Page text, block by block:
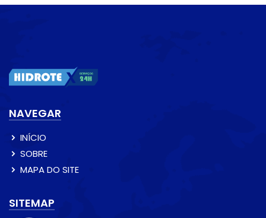
NAVEGAR
INÍCIO
SOBRE
MAPA DO SITE
SITEMAP